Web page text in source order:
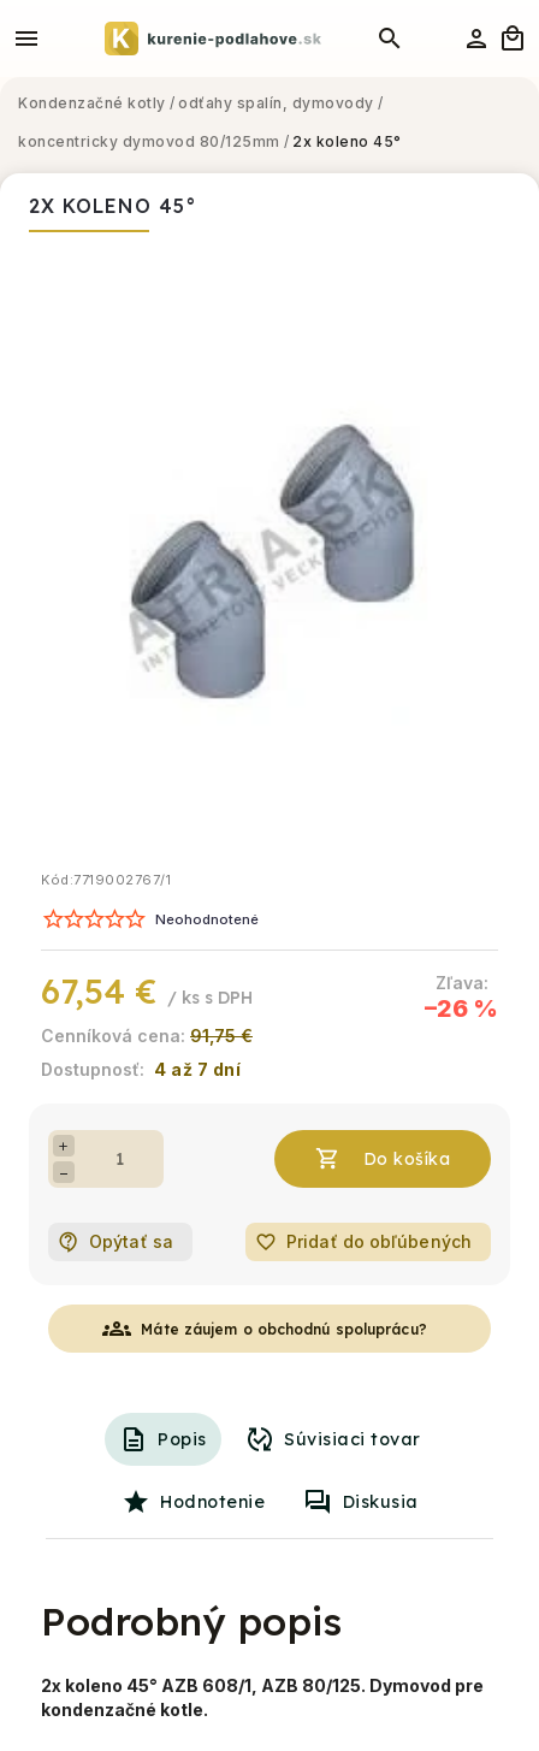
Kondenzačné kotly / odťahy spalín, dymovody /
koncentricky dymovod 80/125mm / 2x koleno 45°
2X KOLENO 45°
Kód:7719002767/1
Neohodnotené
91,75 €
–26 %
67,54 € / ks
4 až 7 dní
+
−
Opýtať sa favorite_border Pridať do obľúbených
groups Máte záujem o obchodnú spoluprácu?
Popis Súvisiaci tovar
Hodnotenie Diskusia
Podrobný popis
2x koleno 45° AZB 608/1, AZB 80/125. Dymovod pre
kondenzačné kotle.